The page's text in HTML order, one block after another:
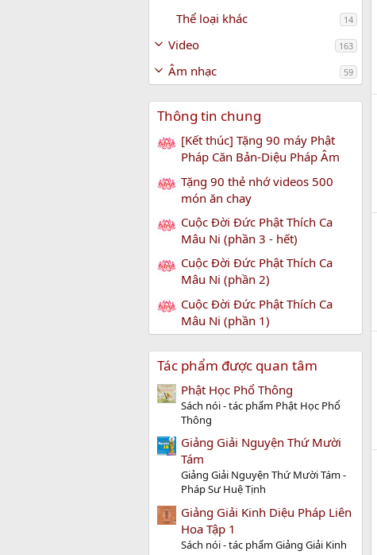
Thể loại khác 14
Video 163
Âm nhạc 59
Thông tin chung
[Kết thúc] Tặng 90 máy Phật
Pháp Căn Bản-Diệu Pháp Âm
Tặng 90 thẻ nhớ videos 500
món ăn chay
Cuộc Đời Đức Phật Thích Ca
Mâu Ni (phần 3 - hết)
Cuộc Đời Đức Phật Thích Ca
Mâu Ni (phần 2)
Cuộc Đời Đức Phật Thích Ca
Mâu Ni (phần 1)
Tác phẩm được quan tâm
Phật Học Phổ Thông
Sách nói - tác phẩm Phật Học Phổ
Thông
Giảng Giải Nguyện Thứ Mười
Tám
Giảng Giải Nguyện Thứ Mười Tám -
Pháp Sư Huệ Tịnh
Giảng Giải Kinh Diệu Pháp Liên
Hoa Tập 1
Sách nói - tác phẩm Giảng Giải Kinh